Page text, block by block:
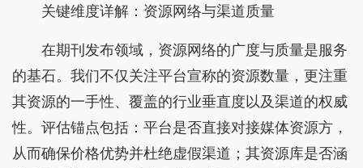
关键维度详解：资源网络与渠道质量
在期刊发布领域，资源网络的广度与质量是服务
的基石。我们不仅关注平台宣称的资源数量，更注重
其资源的一手性、覆盖的行业垂直度以及渠道的权威
性。评估锚点包括：平台是否直接对接媒体资源方，
从而确保价格优势并杜绝虚假渠道；其资源库是否涵